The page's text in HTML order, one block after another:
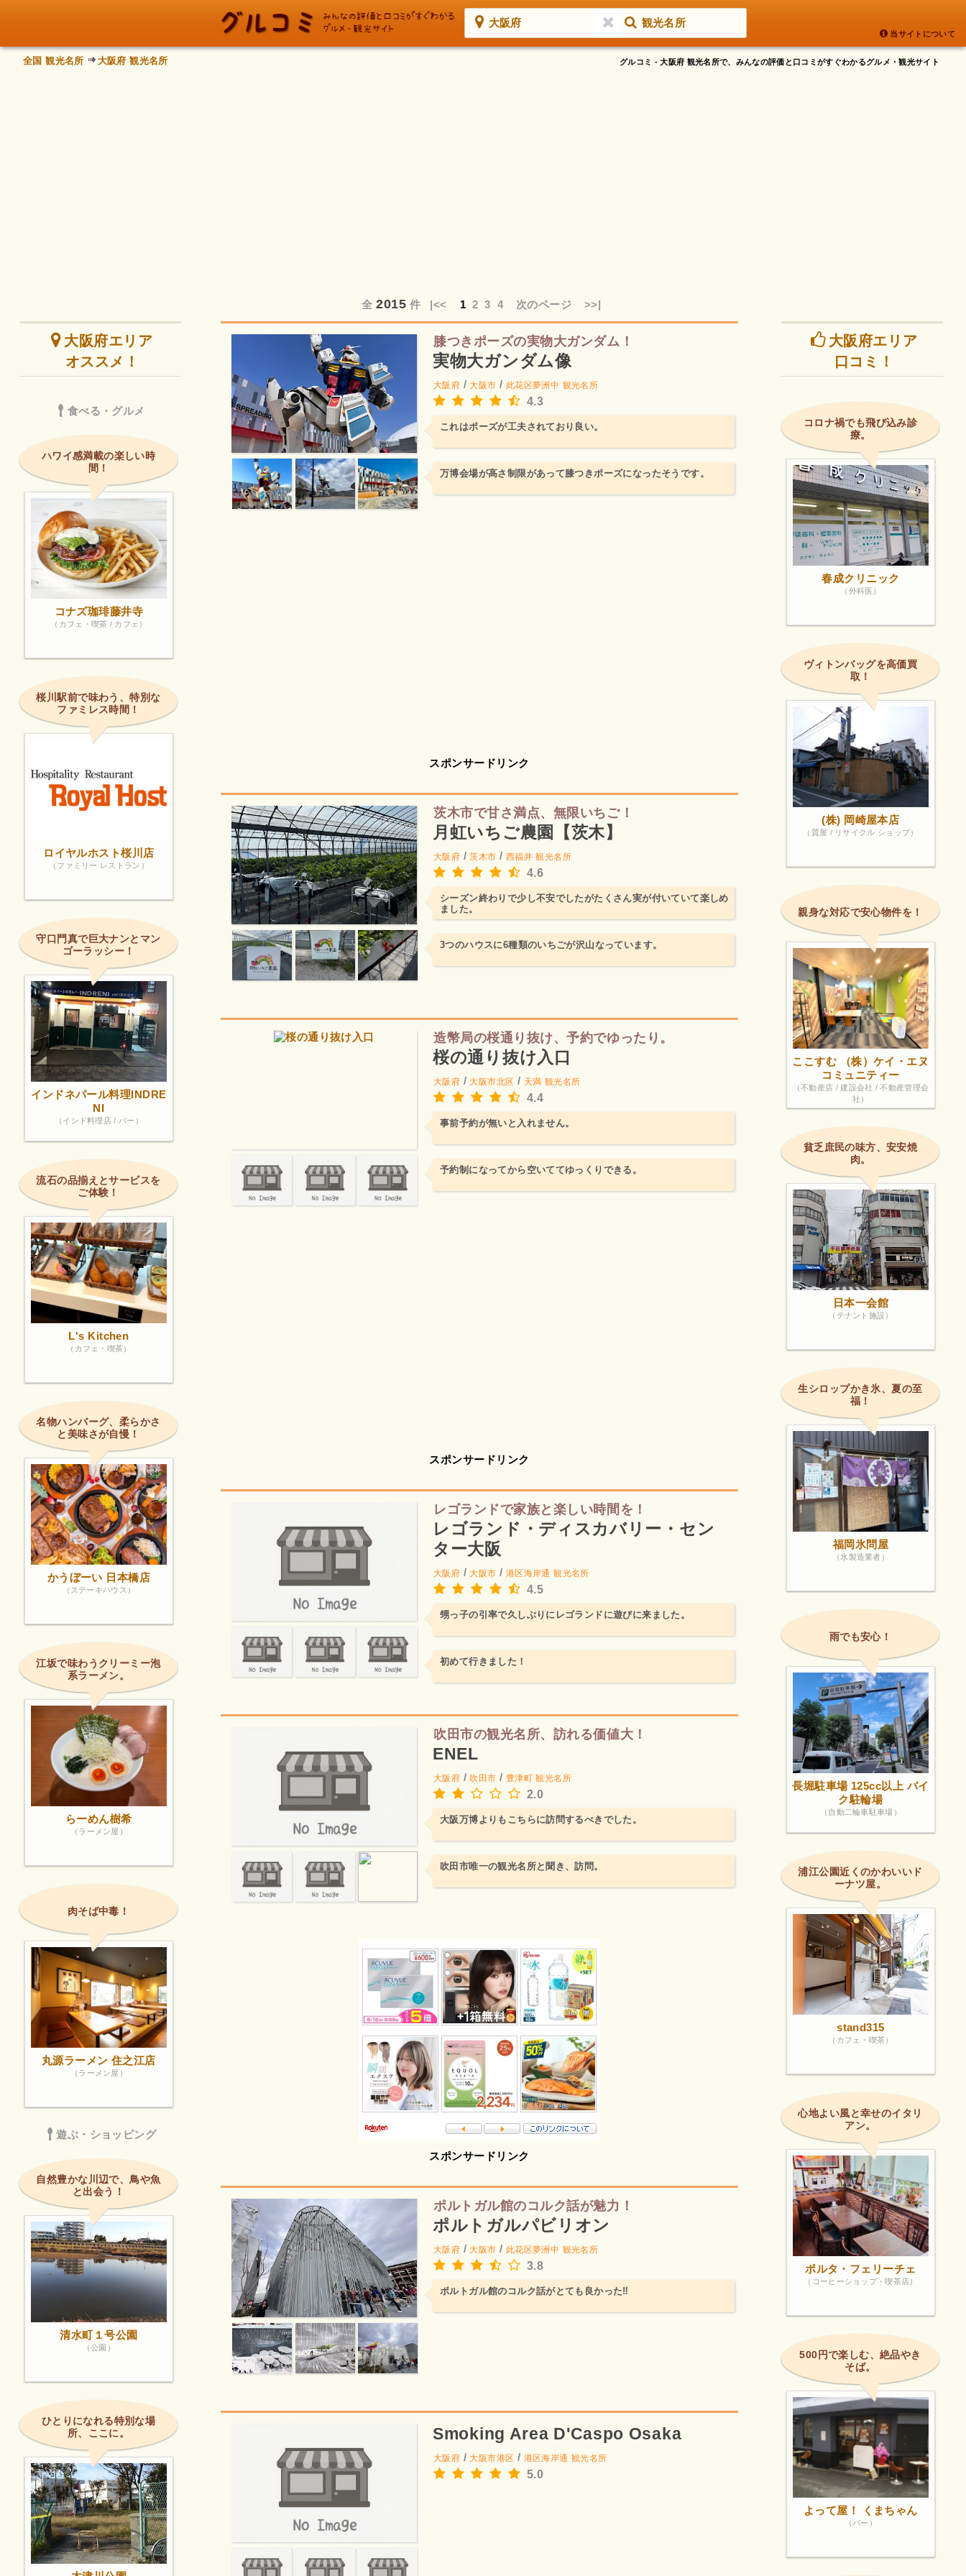
大阪府 観光名所
当サイトについて
グルコミ - 大阪府 観光名所で、みんなの評価と口コミがすぐわかるグルメ・観光サイト
全国 観光名所 大阪府 観光名所
全2015 件 |<< 1 2 3 4 次のページ >>|
膝つきポーズの実物大ガンダム！
実物大ガンダム像
大阪府 / 大阪市 / 此花区夢洲中 観光名所
4.3
これはポーズが工夫されており良い。
万博会場が高さ制限があって膝つきポーズになったそうです。
スポンサードリンク
茨木市で甘さ満点、無限いちご！
月虹いちご農園【茨木】
大阪府 /茨木市 / 西福井 観光名所
4.6
シーズン終わりで少し不安でしたがたくさん実が付いていて楽しめ
ました。
3つのハウスに6種類のいちごが沢山なっています。
造幣局の桜通り抜け、予約でゆったり。
桜の通り抜け入口
大阪府 / 大阪市北区 / 天満 観光名所
4.4
事前予約が無いと入れません。
予約制になってから空いててゆっくりできる。
スポンサードリンク
レゴランドで家族と楽しい時間を！
レゴランド・ディスカバリー・セン
ター大阪
大阪府 / 大阪市 / 港区海岸通 観光名所
4.5
甥っ子の引率で久しぶりにレゴランドに遊びに来ました。
初めて行きました！
吹田市の観光名所、訪れる価値大！
ENEL
大阪府 /吹田市 / 豊津町 観光名所
2.0
大阪万博よりもこちらに訪問するべきでした。
吹田市唯一の観光名所と聞き、訪問。
スポンサードリンク
ポルトガル館のコルク話が魅力！
ポルトガルパビリオン
大阪府 / 大阪市 / 此花区夢洲中 観光名所
3.8
ポルトガル館のコルク話がとても良かった‼️
Smoking Area D'Caspo Osaka
大阪府 / 大阪市港区 / 港区海岸通 観光名所
5.0
大阪府エリア
オススメ！
食べる・グルメ
ハワイ感満載の楽しい時
間！
コナズ珈琲藤井寺
（カフェ・喫茶 / カフェ）
桜川駅前で味わう、特別な
ファミレス時間！
ロイヤルホスト桜川店
（ファミリー レストラン）
守口門真で巨大ナンとマン
ゴーラッシー！
インドネパール料理INDRE
NI
（インド料理店 / バー）
流石の品揃えとサービスを
ご体験！
L's Kitchen
（カフェ・喫茶）
名物ハンバーグ、柔らかさ
と美味さが自慢！
かうぼーい 日本橋店
（ステーキハウス）
江坂で味わうクリーミー泡
系ラーメン。
らーめん樹希
（ラーメン屋）
肉そば中毒！
丸源ラーメン 住之江店
（ラーメン屋）
遊ぶ・ショッピング
自然豊かな川辺で、鳥や魚
と出会う！
清水町１号公園
（公園）
ひとりになれる特別な場
所、ここに。
大阪府エリア
口コミ！
コロナ禍でも飛び込み診
療。
春成クリニック
（外科医）
ヴィトンバッグを高価買
取！
(株) 岡崎屋本店
（質屋 / リサイクル ショップ）
親身な対応で安心物件を！
ここすむ （株）ケイ・エヌ
コミュニティー
（不動産店 / 建設会社 / 不動産管理会
社）
貧乏庶民の味方、安安焼
肉。
日本一会館
（テナント施設）
生シロップかき氷、夏の至
福！
福岡氷問屋
（氷製造業者）
雨でも安心！
長堀駐車場 125cc以上 バイ
ク駐輪場
（自動二輪車駐車場）
浦江公園近くのかわいいド
ーナツ屋。
stand315
（カフェ・喫茶）
心地よい風と幸せのイタリ
アン。
ポルタ・フェリーチェ
（コーヒーショップ・喫茶店）
500円で楽しむ、絶品やき
そば。
よって屋！ くまちゃん
（バー）